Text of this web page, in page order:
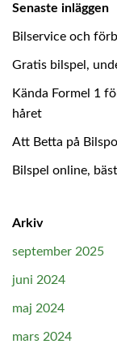
Senaste inläggen
Bilservice och
Gratis bilspel,
Kända Formel 1
håret
Att Betta på
Bilspel online,
Arkiv
september 2025
juni 2024
maj 2024
mars 2024